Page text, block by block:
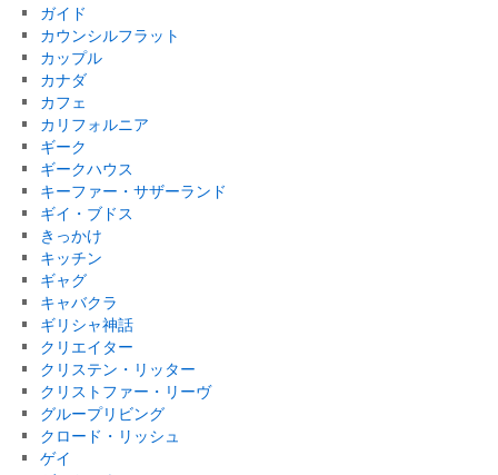
ガイド
カウンシルフラット
カップル
カナダ
カフェ
カリフォルニア
ギーク
ギークハウス
キーファー・サザーランド
ギイ・ブドス
きっかけ
キッチン
ギャグ
キャバクラ
ギリシャ神話
クリエイター
クリステン・リッター
クリストファー・リーヴ
グループリビング
クロード・リッシュ
ゲイ